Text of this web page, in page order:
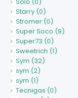
Starry (0)
Stromer (0)
Super Soco (9)
Super73 (0)
Sweetrich (1)
Sym (32)
sym (2)
sym (1)
Tecnigas (0)